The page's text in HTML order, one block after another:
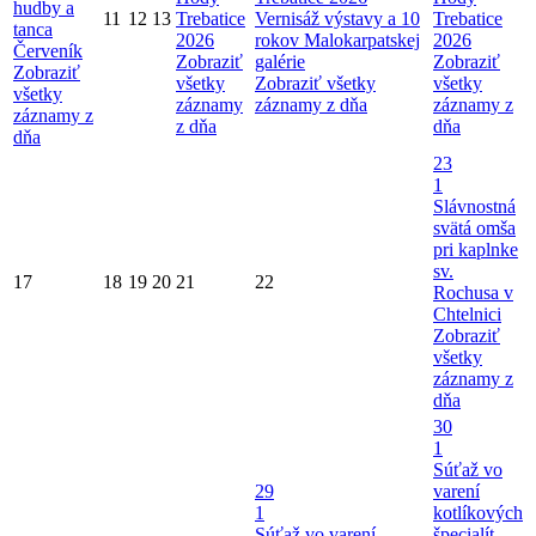
hudby a
tanca
Červeník
Zobraziť
všetky
záznamy z
dňa
11 12 13 Trebatice
2026
Zobraziť
všetky
záznamy
z dňa
Vernisáž výstavy a 10
rokov Malokarpatskej
galérie
Zobraziť všetky
záznamy z dňa
Trebatice
2026
Zobraziť
všetky
záznamy z
dňa
17 18 19 20 21 22
23
1
Slávnostná
svätá omša
pri kaplnke
sv.
Rochusa v
Chtelnici
Zobraziť
všetky
záznamy z
dňa
29
1
30
1
Súťaž vo
varení
kotlíkových